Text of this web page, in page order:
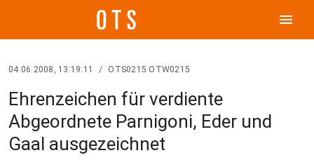
menu
04.06.2008, 13:19:11 / OTS0215 OTW0215
Ehrenzeichen für verdiente
Abgeordnete Parnigoni, Eder und
Gaal ausgezeichnet